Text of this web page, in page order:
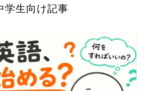
学生向け記事